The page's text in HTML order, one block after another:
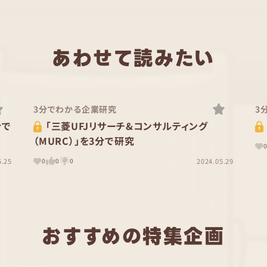
あわせて読みたい
3分でわかる企業研究
「三菱UFJリサーチ&コンサルティング
（MURC）」を3分で研究
0 0 0 2024.05.29
3
0
おすすめの特集企画